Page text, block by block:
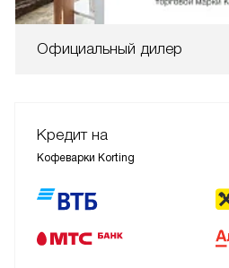
Официальный дилер
Кредит на
Кофеварки Korting